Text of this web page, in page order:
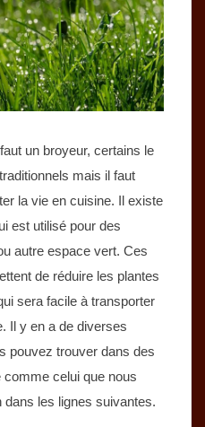
un broyeur, certains le
mais il faut
la vie en cuisine. Il existe
est utilisé pour des
autre espace vert. Ces
de réduire les plantes
sera facile à transporter
Il y en a de diverses
pouvez trouver dans des
celui que nous
les lignes suivantes.